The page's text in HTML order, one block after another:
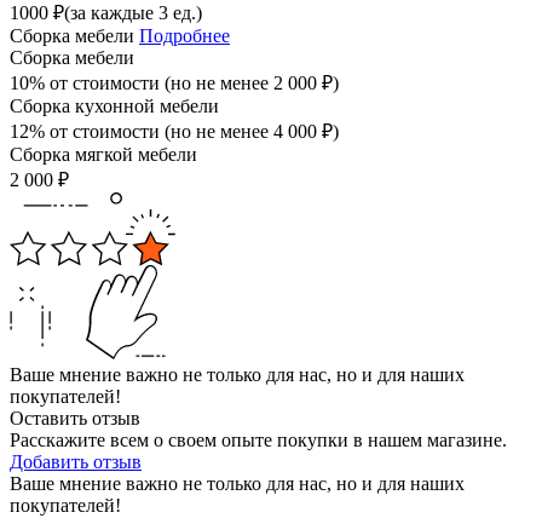
1000 ₽(за каждые 3 ед.)
Сборка мебели Подробнее
Сборка мебели
10% от стоимости (но не менее 2 000 ₽)
Сборка кухонной мебели
12% от стоимости (но не менее 4 000 ₽)
Сборка мягкой мебели
2 000 ₽
Ваше мнение важно не только для нас, но и для наших
покупателей!
Оставить отзыв
Расскажите всем о своем опыте покупки в нашем магазине.
Добавить отзыв
Ваше мнение важно не только для нас, но и для наших
покупателей!